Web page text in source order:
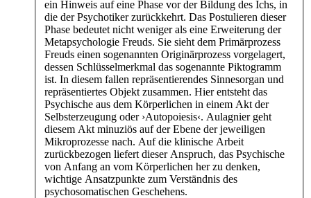
ein Hinweis auf eine Phase vor der Bildung des Ichs, in
die der Psychotiker zurückkehrt. Das Postulieren dieser
Phase bedeutet nicht weniger als eine Erweiterung der
Metapsychologie Freuds. Sie sieht dem Primärprozess
Freuds einen sogenannten Originärprozess vorgelagert,
dessen Schlüsselmerkmal das sogenannte Piktogramm
ist. In diesem fallen repräsentierendes Sinnesorgan und
repräsentiertes Objekt zusammen. Hier entsteht das
Psychische aus dem Körperlichen in einem Akt der
Selbsterzeugung oder ›Autopoiesis‹. Aulagnier geht
diesem Akt minuziös auf der Ebene der jeweiligen
Mikroprozesse nach. Auf die klinische Arbeit
zurückbezogen liefert dieser Anspruch, das Psychische
von Anfang an vom Körperlichen her zu denken,
wichtige Ansatzpunkte zum Verständnis des
psychosomatischen Geschehens.